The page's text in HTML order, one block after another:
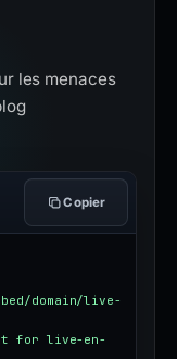
les menaces
Copier
domain/live-
for live-en-